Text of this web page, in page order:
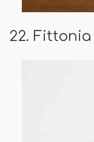
22. Fittonia